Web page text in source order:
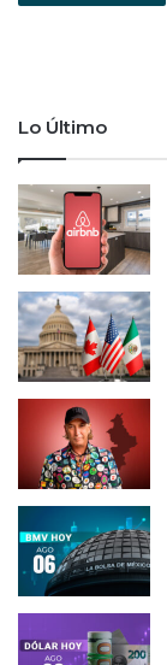
Lo Último